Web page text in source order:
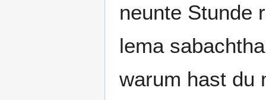
neunte Stunde
lema
warum hast du